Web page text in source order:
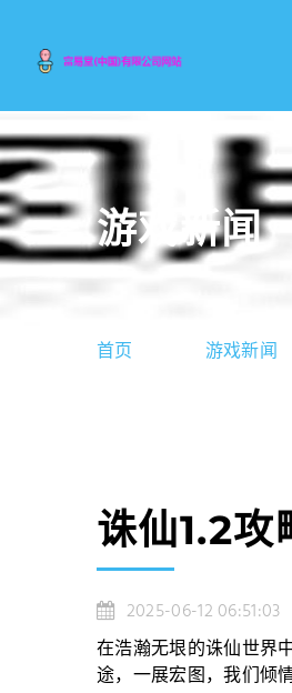
游戏新闻
首页 游戏新闻
诛仙1.2攻
2025-06-12 06:51:03
在浩瀚无垠的诛仙世界
途，一展宏图，我们倾